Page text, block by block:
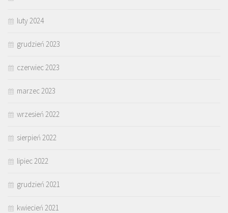
luty 2024
grudzień 2023
czerwiec 2023
marzec 2023
wrzesień 2022
sierpień 2022
lipiec 2022
grudzień 2021
kwiecień 2021